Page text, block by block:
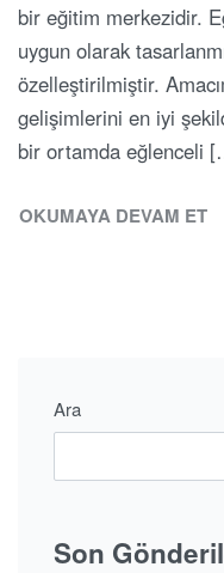
bir eğitim merkezidir.
uygun olarak
özelleştirilmiştir.
gelişimlerini en iyi
bir ortamda eğlenceli
OKUMAYA DEVAM ET
SIRA
Ara
Son